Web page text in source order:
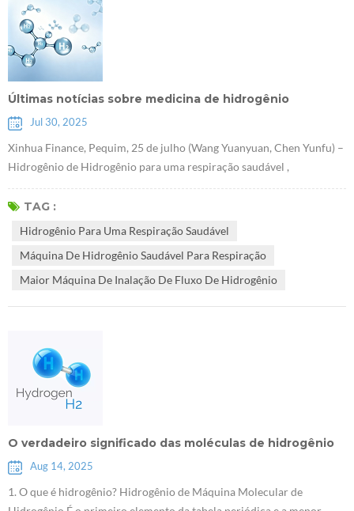
Últimas notícias sobre medicina de hidrogênio
Jul 30, 2025
Xinhua Finance, Pequim, 25 de julho (Wang Yuanyuan, Chen Yunfu) –
Hidrogênio de Hidrogênio para uma respiração saudável ,
considerada a energia limpa com maior potencial de
desenvolvimento no século XXI, está agora sendo integrada à
medida que o hidrogênio Máquina de hidrog...
TAG :
Hidrogênio Para Uma Respiração Saudável
Máquina De Hidrogênio Saudável Para Respiração
Maior Máquina De Inalação De Fluxo De Hidrogênio
O verdadeiro significado das moléculas de hidrogênio
Aug 14, 2025
1. O que é hidrogênio? Hidrogênio de Máquina Molecular de